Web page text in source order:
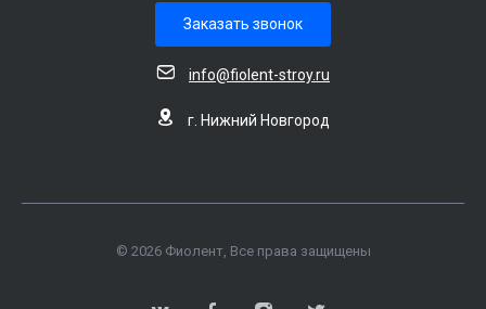
Заказать звонок
info@fiolent-stroy.ru
г. Нижний Новгород
© 2026 Фиолент, Все права защищены